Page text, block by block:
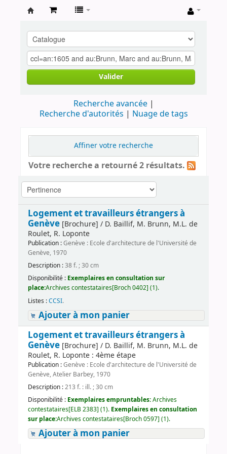
contestataires
Valider
Recherche avancée
Recherche d'autorités
Nuage de tags
Affiner votre recherche
Votre recherche a retourné 2 résultats.
Logement et travailleurs étrangers à
Genève[Brochure] / D. Baillif, M. Brunn, M.L. de
Roulet, R. Loponte
Publication :Genève : Ecole d'architecture de l'Université de
Genève, 1970
Description :38 f. ; 30 cm
Disponibilité : Exemplaires en consultation sur
place:Archives contestataires[Broch 0402] (1).
Listes :CCSI.
Ajouter à mon panier
Logement et travailleurs étrangers à
Genève[Brochure] / D. Baillif, M. Brunn, M.L. de
Roulet, R. Loponte : 4ème étape
Publication :Genève : Ecole d'architecture de l'Université de
Genève, Atelier Barbey, 1970
Description :213 f. : ill. ; 30 cm
Disponibilité : Exemplaires empruntables:Archives
contestataires[ELB 2383] (1). Exemplaires en consultation
sur place:Archives contestataires[Broch 0597] (1).
Ajouter à mon panier